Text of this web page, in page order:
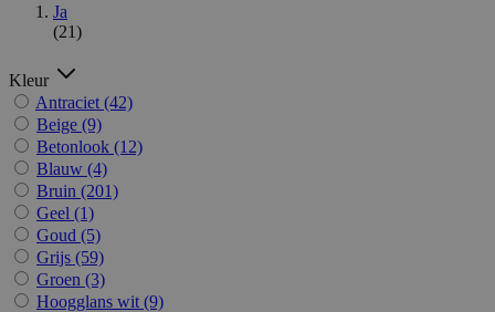
Ja
(21)
Kleur
Antraciet (42)
Beige (9)
Betonlook (12)
Blauw (4)
Bruin (201)
Geel (1)
Goud (5)
Grijs (59)
Groen (3)
Hoogglans wit (9)